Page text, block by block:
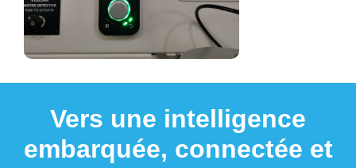
Vers une intelligence
embarquée, connectée et